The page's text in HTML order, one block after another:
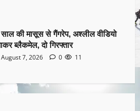
की मासूस से गैंगरेप, अश्लील वीडियो
ब्लैकमेल, दो गिरफ्तार
August 7, 2026 0 11